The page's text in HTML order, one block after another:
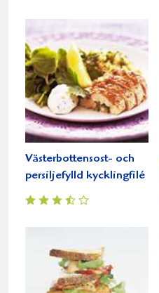
Västerbottensost- och
persiljefylld kycklingfilé